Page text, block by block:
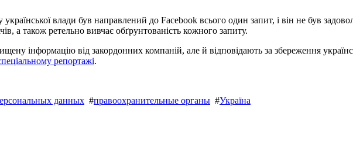
української влади був направлений до Facebook всього один запит, і він не був
а також ретельно вивчає обґрунтованість кожного запиту.
інформацію від закордонних компаній, але й відповідають за збереження
репортажі.
данных #правоохранительные органы #Україна